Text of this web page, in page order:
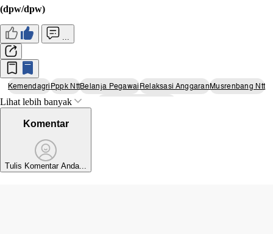
(dpw/dpw)
KemendagriPppk NttBelanja PegawaiRelaksasi AnggaranMusrenbang Ntt
Lihat lebih banyak
Komentar
Tulis Komentar Anda...